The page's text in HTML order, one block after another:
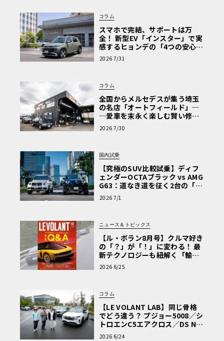
コラム
スマホで完結、サポートは万
全！ 新型EV「インスター」で実
感するヒョンデの「4つの安心」
【第1回・ヒョンデ6つの疑問：
Why? Hyundai?】〈PR〉
2026 7/31
コラム
全国からメルセデスが集う埼玉
の名店「オートフィールド」─
─愛車を末永く楽しむ賢い修理
術と、プロがフックス製オイル
を選ぶ理由〈PR〉
2026 7/30
国内試乗
【究極のSUV比較試乗】ディフ
ェンダーOCTAブラック vs AMG
G63：道なき道を征く2台の「対
極的アプローチ」
2026 7/1
ニュース＆トピックス
【ル・ボラン8月号】クルマ好き
の「？」が「！」に変わる！ 最
新テクノロジーも紐解く「輸入
車Q&A」
2026 6/25
コラム
【LE VOLANT LAB】同じ骨格
でどう違う？ プジョー5008／シ
トロエンC5エアクロス／DS Nº4
読者一気乗りレポート
2026 6/24